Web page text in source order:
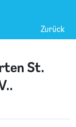
Zurück
St.